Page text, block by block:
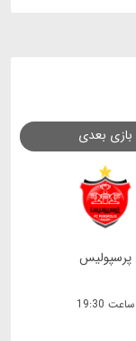
بازی بعدی
پرسپولیس
ساعت 19:30